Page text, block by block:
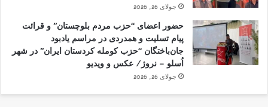
جولای 26, 2026
حضور اعضای “حزب مردم بلوچستان” و قرائت
پیام تسلیت و همدردی در مراسم یادبود
جان‌باختگان “حزب کومله کردستان ایران” در شهر
اُسلو – نروژ/ عکس و ویدیو
جولای 26, 2026